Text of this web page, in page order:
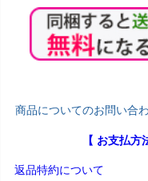
商品についてのお問い合
【 お支払
返品特約について